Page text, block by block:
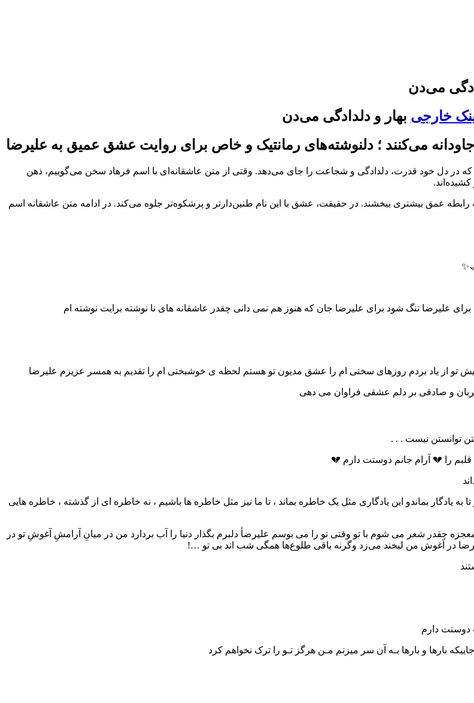
خارجی بهار و دلدادگی می‌دن
می‌کنند ؛ دلنوشته‌های رمانتیک و خاص برای روایت عشق عمیق به علیرضا
که در دل خود قدرت، دلدادگی و شجاعت را جای می‌دهد. وقتی از متن عاشقانه‌ای با اسم فرهاد سخن می‌گوییم، ذهن
رابطه عمق بیشتری ببخشند. در حقیقت، عشق با این نام طنین‌دارتر و پرشکوه‌تر جلوه می‌کند. در ادامه متن عاشقانه اسم
علیرضا تنگ شود برای علیرضا جان که هنوز هم نمی دانی چقدر عاشقانه های نا نوشته برایت نوشته ام
پیش تو از یاد بردم روزهای سختی ام را عشق مدیون تو هستم لحظه ی خوشبختی ام را تقدیم به همسر عزیزم علیرضا
و صادقی بر دلم عشقی فراوان می دهی
توانستن نیست . . .
را 💔 آرام جانم دوستت دارم 💔
یادگار بماندو این یادگاری مثل یک خاطره بماند ، تا ما نیز مثل خاطره ها باشیم ، نه خاطره ای از گذشته ، خاطره هایی
چقدر شعر می شوم با تو وقتی تو را می ‏بوسم علیرضأ دلبرم بگذار دنیا را آب بردارد من در میانِ آرامشِ آغوشِ تو در
در آغوش من لبخند می‌زد وگرنه باقی طلوع‌ها همگی شب اند بی تو …!
دارم
بارها و بارها بـه آن سر میزنم مـن هرگز تـو را ترک نخواهم کرد